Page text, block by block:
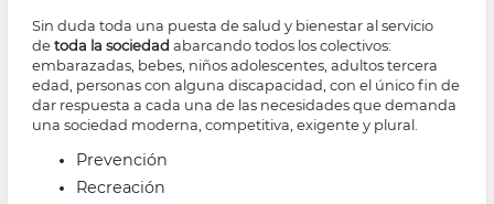
Sin duda toda una puesta de salud y bienestar al servicio
detoda la sociedad abarcando todos los colectivos:
embarazadas, bebes, niños adolescentes, adultos tercera
edad, personas con alguna discapacidad, con el único fin de
dar respuesta a cada una de las necesidades que demanda
una sociedad moderna, competitiva, exigente y plural.
Prevención
Recreación